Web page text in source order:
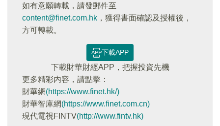
如有意願轉載，請發郵件至
content@finet.com.hk ，獲得書面確認及授權後，
方可轉載。
下載APP
下載財華財經APP，把握投資先機
更多精彩内容，請點擊：
財華網(https://www.finet.hk/)
財華智庫網(https://www.finet.com.cn)
現代電視FINTV(http://www.fintv.hk)